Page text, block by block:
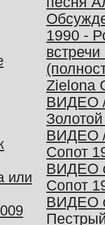
или
1990 -
Zielona
ВИДЕО
ВИДЕО
Сопот
ВИДЕО
Сопот
ВИДЕО